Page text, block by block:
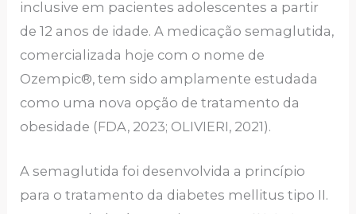
inclusive em pacientes adolescentes a partir
de 12 anos de idade. A medicação semaglutida,
comercializada hoje com o nome de
Ozempic®, tem sido amplamente estudada
como uma nova opção de tratamento da
obesidade (FDA, 2023; OLIVIERI, 2021).
A semaglutida foi desenvolvida a princípio
para o tratamento da diabetes mellitus tipo II.